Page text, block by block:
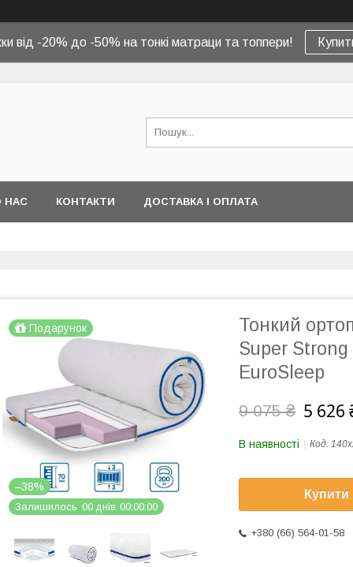
від -20% до -50% на тонкі матраци та топпери!
НАС КОНТАКТИ ДОСТАВКА І ОПЛАТА
Подарунок
–38%
Залишилось 00 днів 00 00 00
Тонкий
Super
EuroSleep
9 075 ₴ 5 626
В наявності Код:
Купити
+380 (66) 564-01-58